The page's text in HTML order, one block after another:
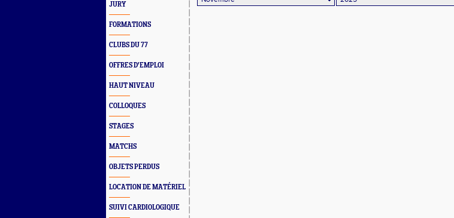
JURY
FORMATIONS
CLUBS DU 77
OFFRES D'EMPLOI
HAUT NIVEAU
COLLOQUES
STAGES
MATCHS
OBJETS PERDUS
LOCATION DE MATÉRIEL
SUIVI CARDIOLOGIQUE